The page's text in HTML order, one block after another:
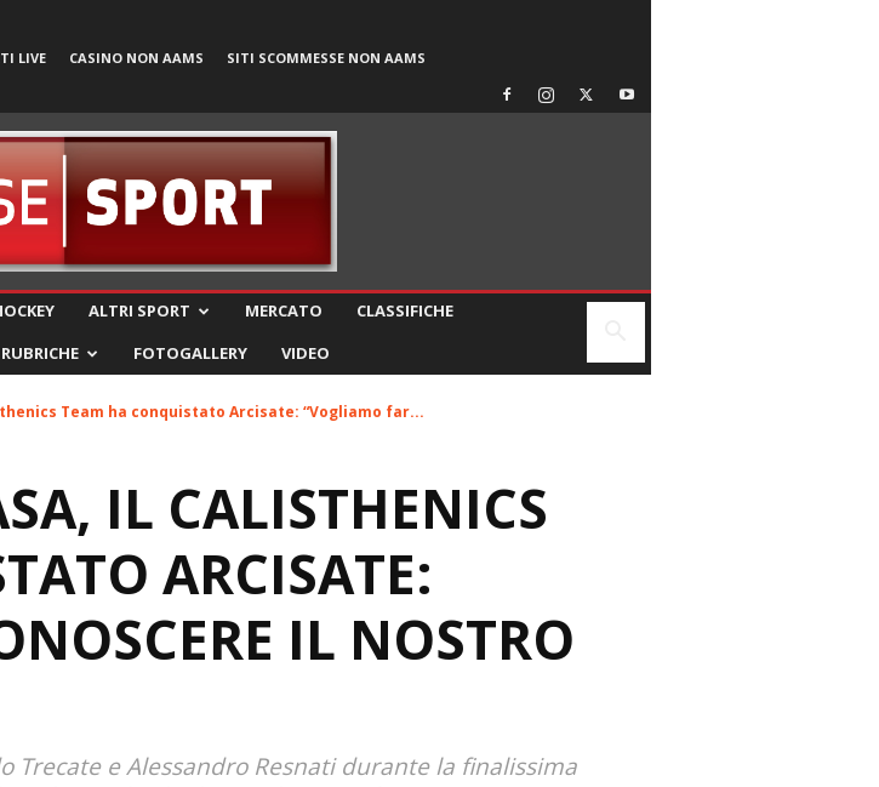
LIVE CASINO NON AAMS SITI SCOMMESSE NON AAMS
ALTRI SPORT MERCATO
CLASSIFICHE
RUBRICHE FOTOGALLERY VIDEO
Team ha conquistato Arcisate: “Vogliamo far...
IL CALISTHENICS
ARCISATE:
IL NOSTRO
Trecate e Alessandro Resnati durante la finalissima